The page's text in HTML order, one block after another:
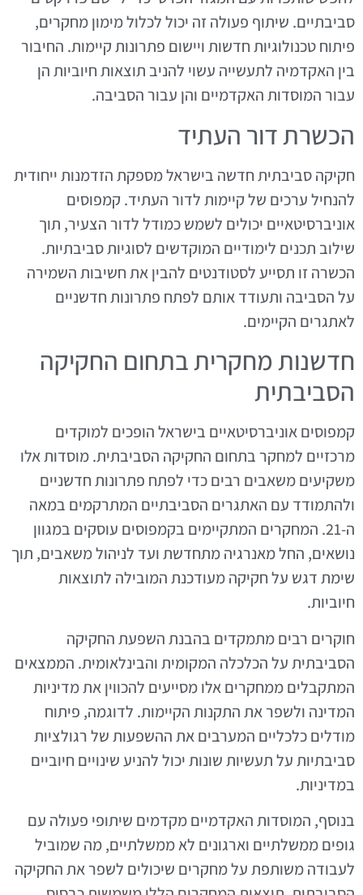
סביבתיים. שיתוף פעולה זה יכול לכלול מימון מחקרים,
פיתוח טכנולוגיות חדשות ויישום פתרונות קיימות. החיבור
בין האקדמיה לתעשייה עשוי להניב תוצאות חיוביות הן
עבור המוסדות האקדמיים והן עבור הסביבה.
הכשרת דור העתיד
חקיקה סביבתית חדשה בישראל מספקת הזדמנות ייחודית
להנחיל ערכים של קיימות לדור העתיד. קמפוסים
אוניברסיטאיים יכולים לשמש כמודל לדור הצעיר, תוך
שילוב תכנים לימודיים המוקדשים לסוגיות סביבתיות.
הכשרה זו תסייע לסטודנטים להבין את חשיבות השמירה
על הסביבה ותעודד אותם לפתח פתרונות חדשניים
לאתגרים הקיימים.
חדשנות מחקרית בתחום החקיקה
הסביבתית
קמפוסים אוניברסיטאיים בישראל הופכים למוקדים
מרכזיים למחקר בתחום החקיקה הסביבתית. מוסדות אלו
משקיעים משאבים רבים כדי לפתח פתרונות חדשניים
ולהתמודד עם האתגרים הסביבתיים המתרקמים במאה
ה-21. המחקרים המתקיימים בקמפוסים עוסקים במגוון
נושאים, החל מאנרגיה מתחדשת ועד לניהול משאבים, תוך
שימת דגש על חקיקה מעודכנת המובילה לתוצאות
חיוביות.
חוקרים רבים מתמקדים בהבנת השפעת החקיקה
הסביבתית על הכלכלה המקומית והבינלאומית. הממצאים
המתקבלים ממחקרים אלו מסייעים להכווין את מדיניות
המדינה ולשפר את התקנות הקיימות. לדוגמה, פיתוח
מודלים כלכליים המערבים את ההשפעות של רגולציות
סביבתיות על תעשיות שונות יכול להניע שינויים חיוביים
במדיניות.
בנוסף, המוסדות האקדמיים מקדמים שיתופי פעולה עם
גופים ממשלתיים וארגונים לא ממשלתיים, מה שמוביל
לעבודה משותפת על מחקרים שיכולים לשפר את החקיקה